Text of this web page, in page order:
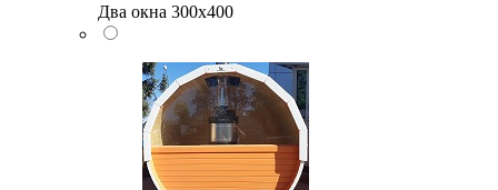
Два окна 300х400